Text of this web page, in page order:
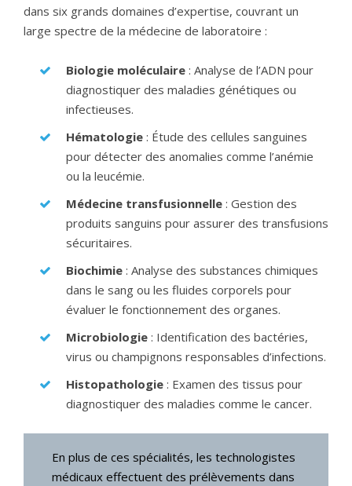
dans six grands domaines d’expertise, couvrant un
large spectre de la médecine de laboratoire :
Biologie moléculaire : Analyse de l’ADN pour
diagnostiquer des maladies génétiques ou
infectieuses.
Hématologie : Étude des cellules sanguines
pour détecter des anomalies comme l’anémie
ou la leucémie.
Médecine transfusionnelle : Gestion des
produits sanguins pour assurer des transfusions
sécuritaires.
Biochimie : Analyse des substances chimiques
dans le sang ou les fluides corporels pour
évaluer le fonctionnement des organes.
Microbiologie : Identification des bactéries,
virus ou champignons responsables d’infections.
Histopathologie : Examen des tissus pour
diagnostiquer des maladies comme le cancer.
En plus de ces spécialités, les technologistes
médicaux effectuent des prélèvements dans